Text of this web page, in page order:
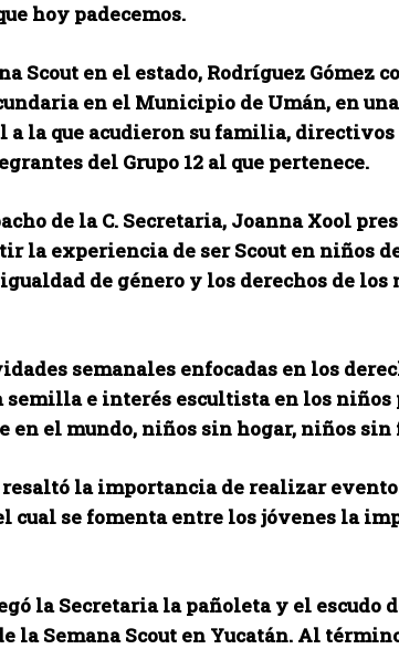
hoy padecemos.
Scout en el estado, Rodríguez Gómez
en el Municipio de Umán, en
la que acudieron su familia,
del Grupo 12 al que pertenece.
de la C. Secretaria, Joanna Xool
la experiencia de ser Scout en niños
de género y los derechos de los
semanales enfocadas en los
semilla e interés escultista en los niños
en el mundo, niños sin hogar, niños
la importancia de realizar
cual se fomenta entre los jóvenes la
la Secretaria la pañoleta y el escudo
la Semana Scout en Yucatán. Al